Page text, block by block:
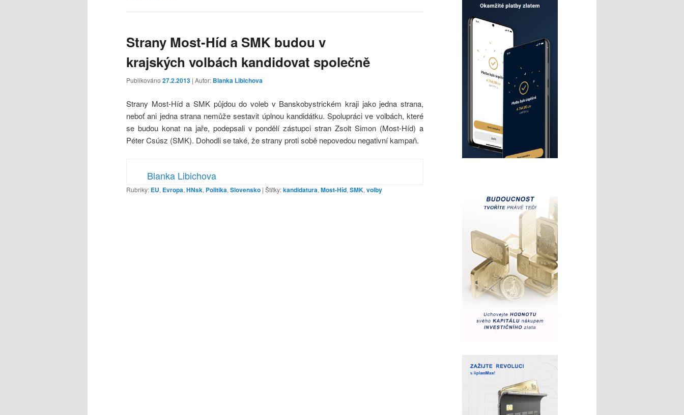
Strany Most-Híd a SMK budou v
krajských volbách kandidovat společně
Publikováno 27.2.2013 | Autor: Blanka Libichova
Strany Most-Híd a SMK půjdou do voleb v Banskobystrickém kraji jako jedna strana,
neboť ani jedna strana nemůže sestavit úplnou kandidátku. Spolupráci ve volbách, které
se budou konat na jaře, podepsali v pondělí zástupci stran Zsolt Simon (Most-Híd) a
Péter Csúsz (SMK). Dohodli se také, že strany proti sobě nepovedou negativní kampaň.
Blanka Libichova
Rubriky: EU, Evropa, HNsk, Politika, Slovensko | Štítky:kandidatura, Most-Híd, SMK, volby